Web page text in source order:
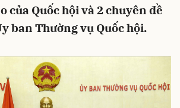
của Quốc hội và 2 chuyên đề
ban Thường vụ Quốc hội.